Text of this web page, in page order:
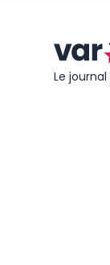
Le